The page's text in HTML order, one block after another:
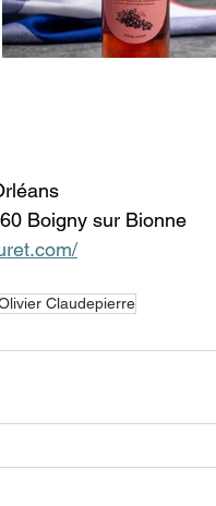
Boigny sur Bionne
Claudepierre